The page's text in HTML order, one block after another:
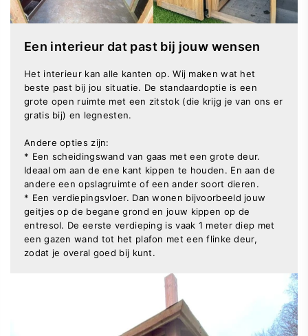
Een interieur dat past bij jouw wensen
Het interieur kan alle kanten op. Wij maken wat het
beste past bij jou situatie. De standaardoptie is een
grote open ruimte met een zitstok (die krijg je van ons er
gratis bij) en legnesten.
Andere opties zijn:
* Een scheidingswand van gaas met een grote deur.
Ideaal om aan de ene kant kippen te houden. En aan de
andere een opslagruimte of een ander soort dieren.
* Een verdiepingsvloer. Dan wonen bijvoorbeeld jouw
geitjes op de begane grond en jouw kippen op de
entresol. De eerste verdieping is vaak 1 meter diep met
een gazen wand tot het plafon met een flinke deur,
zodat je overal goed bij kunt.